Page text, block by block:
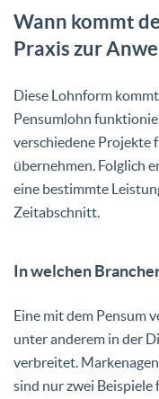
Wann kommt
Praxis zur
Diese Lohnform
Pensumlohn
verschiedene Projekte
übernehmen. Folglich
eine bestimmte
Zeitabschnitt.
In welchen
Eine mit dem Pensum
unter anderem in der
verbreitet.
sind nur zwei Beispiele